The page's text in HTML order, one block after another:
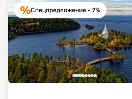
Спецпредложение - 7%